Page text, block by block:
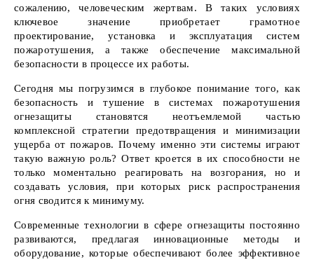
сожалению, человеческим жертвам. В таких условиях
ключевое значение приобретает грамотное
проектирование, установка и эксплуатация систем
пожаротушения, а также обеспечение максимальной
безопасности в процессе их работы.
Сегодня мы погрузимся в глубокое понимание того, как
безопасность и тушение в системах пожаротушения
огнезащиты становятся неотъемлемой частью
комплексной стратегии предотвращения и минимизации
ущерба от пожаров. Почему именно эти системы играют
такую важную роль? Ответ кроется в их способности не
только моментально реагировать на возгорания, но и
создавать условия, при которых риск распространения
огня сводится к минимуму.
Современные технологии в сфере огнезащиты постоянно
развиваются, предлагая инновационные методы и
оборудование, которые обеспечивают более эффективное